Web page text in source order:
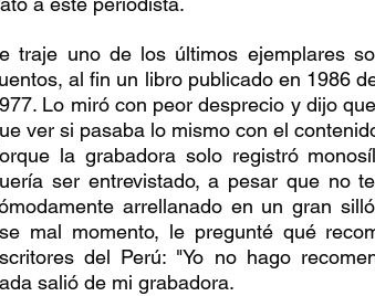
traje uno de los últimos ejemplares
al fin un libro publicado en 1986
Lo miró con peor desprecio y dijo
ver si pasaba lo mismo con el
la grabadora solo registró
ser entrevistado, a pesar que no
arrellanado en un gran
mal momento, le pregunté qué
del Perú: "Yo no hago
salió de mi grabadora.